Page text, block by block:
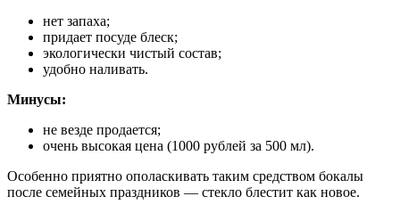
нет запаха;
придает посуде блеск;
экологически чистый состав;
удобно наливать.
Минусы:
не везде продается;
очень высокая цена (1000 рублей за 500 мл).
Особенно приятно ополаскивать таким средством бокалы
после семейных праздников — стекло блестит как новое.